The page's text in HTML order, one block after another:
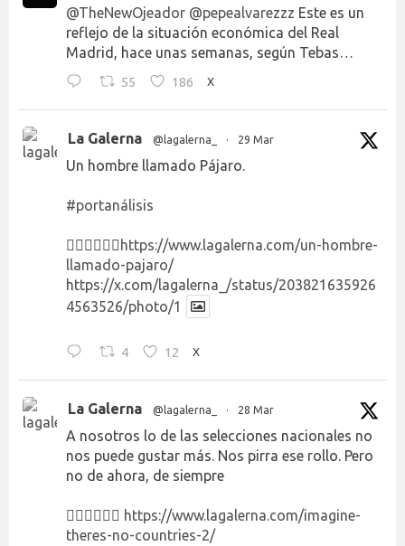
@TheNewOjeador @pepealvarezzz Este es un
reflejo de la situación económica del Real
Madrid, hace unas semanas, según Tebas…
55 186 X
La Galerna @lagalerna_ · 29 Mar
Un hombre llamado Pájaro.
#portanálisis
👉🏻👉🏻👉🏻 https://www.lagalerna.com/un-hombre-
llamado-pajaro/
https://x.com/lagalerna_/status/203821635926
4563526/photo/1
4 12 X
La Galerna @lagalerna_ · 28 Mar
A nosotros lo de las selecciones nacionales no
nos puede gustar más. Nos pirra ese rollo. Pero
no de ahora, de siempre
👉🏻👉🏻👉🏻 https://www.lagalerna.com/imagine-
theres-no-countries-2/